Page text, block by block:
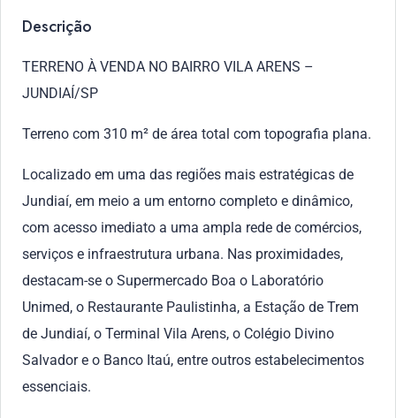
Descrição
TERRENO À VENDA NO BAIRRO VILA ARENS –
JUNDIAÍ/SP
Terreno com 310 m² de área total com topografia plana.
Localizado em uma das regiões mais estratégicas de
Jundiaí, em meio a um entorno completo e dinâmico,
com acesso imediato a uma ampla rede de comércios,
serviços e infraestrutura urbana. Nas proximidades,
destacam-se o Supermercado Boa o Laboratório
Unimed, o Restaurante Paulistinha, a Estação de Trem
de Jundiaí, o Terminal Vila Arens, o Colégio Divino
Salvador e o Banco Itaú, entre outros estabelecimentos
essenciais.